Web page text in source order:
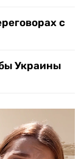
с
Украины